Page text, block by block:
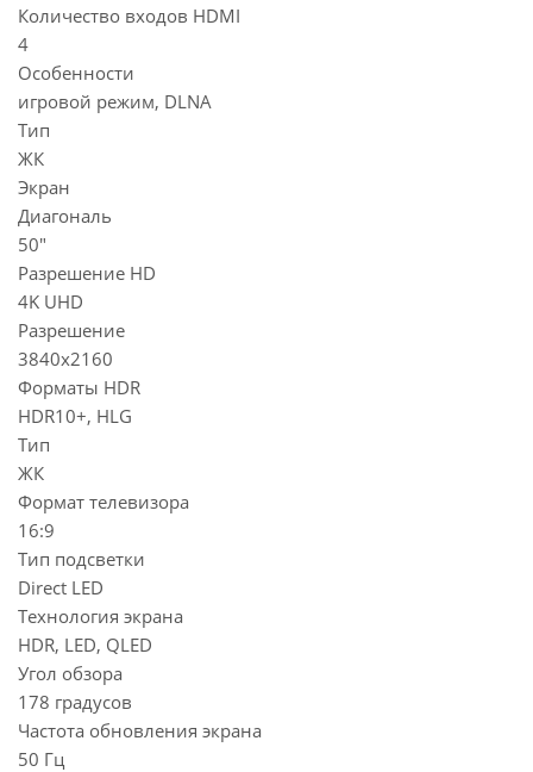
Количество входов HDMI
4
Особенности
игровой режим, DLNA
Тип
ЖК
Экран
Диагональ
50"
Разрешение HD
4K UHD
Разрешение
3840x2160
Форматы HDR
HDR10+, HLG
Тип
ЖК
Формат телевизора
16:9
Тип подсветки
Direct LED
Технология экрана
HDR, LED, QLED
Угол обзора
178 градусов
Частота обновления экрана
50 Гц